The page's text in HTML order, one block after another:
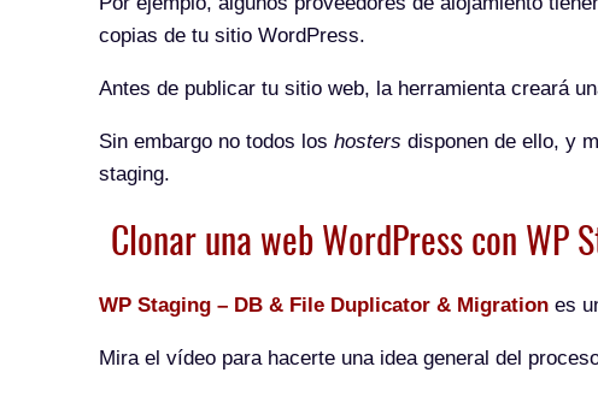
copias de tu sitio WordPress.
Antes de publicar tu sitio web, la herramienta creará
Sin embargo no todos los hosters disponen de ello, y
staging.
Clonar una web WordPress con WP
WP Staging – DB & File Duplicator & Migration es
Mira el vídeo para hacerte una idea general del